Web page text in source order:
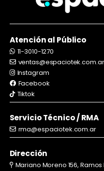
Atención al Público
11-3010-1270
ventas@espaciotek.com.ar
Instagram
Facebook
Tiktok
Servicio Técnico / RMA
rma@espaciotek.com.ar
Dirección
Mariano Moreno 156,